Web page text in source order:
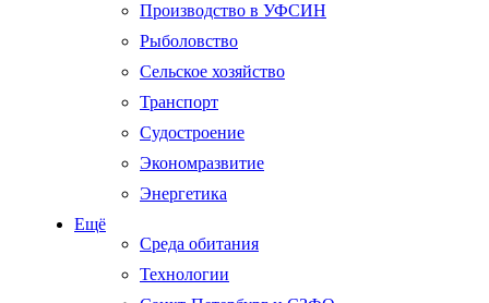
Производство в УФСИН
Рыболовство
Сельское хозяйство
Транспорт
Судостроение
Экономразвитие
Энергетика
Ещё
Среда обитания
Технологии